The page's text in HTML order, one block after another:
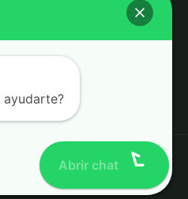
legal
de cookies
© 2026
ayudarte?
Abrir chat